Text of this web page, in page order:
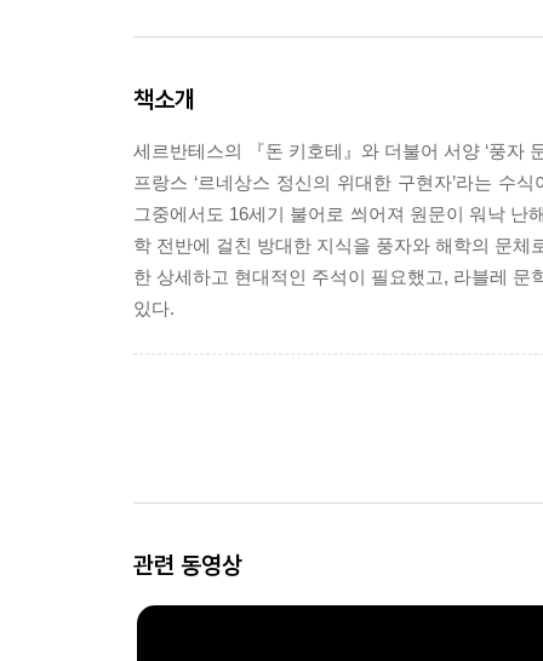
책소개
세르반테스의 『돈 키호테』와 더불어 서양 ‘풍자
프랑스 ‘르네상스 정신의 위대한 구현자’라는 수
그중에서도 16세기 불어로 씌어져 원문이 워낙
학 전반에 걸친 방대한 지식을 풍자와 해학의 문
한 상세하고 현대적인 주석이 필요했고, 라블레
있다.
관련 동영상